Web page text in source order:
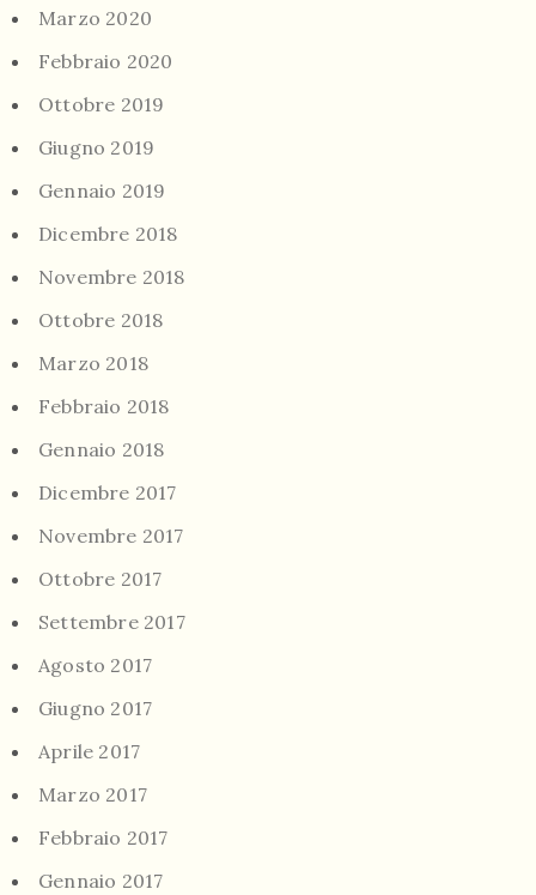
Marzo 2020
Febbraio 2020
Ottobre 2019
Giugno 2019
Gennaio 2019
Dicembre 2018
Novembre 2018
Ottobre 2018
Marzo 2018
Febbraio 2018
Gennaio 2018
Dicembre 2017
Novembre 2017
Ottobre 2017
Settembre 2017
Agosto 2017
Giugno 2017
Aprile 2017
Marzo 2017
Febbraio 2017
Gennaio 2017